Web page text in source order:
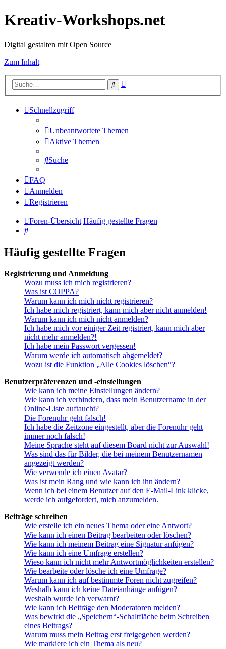
Kreativ-Workshops.net
Digital gestalten mit Open Source
Zum Inhalt
Suche
Schnellzugriff
Unbeantwortete Themen
Aktive Themen
Suche
FAQ
Anmelden
Registrieren
Foren-Übersicht Häufig gestellte Fragen
Suche
Häufig gestellte Fragen
Registrierung und Anmeldung
Wozu muss ich mich registrieren?
Was ist COPPA?
Warum kann ich mich nicht registrieren?
Ich habe mich registriert, kann mich aber nicht anmelden!
Warum kann ich mich nicht anmelden?
Ich habe mich vor einiger Zeit registriert, kann mich aber
nicht mehr anmelden?!
Ich habe mein Passwort vergessen!
Warum werde ich automatisch abgemeldet?
Wozu ist die Funktion „Alle Cookies löschen“?
Benutzerpräferenzen und -einstellungen
Wie kann ich meine Einstellungen ändern?
Wie kann ich verhindern, dass mein Benutzername in der
Online-Liste auftaucht?
Die Forenuhr geht falsch!
Ich habe die Zeitzone eingestellt, aber die Forenuhr geht
immer noch falsch!
Meine Sprache steht auf diesem Board nicht zur Auswahl!
Was sind das für Bilder, die bei meinem Benutzernamen
angezeigt werden?
Wie verwende ich einen Avatar?
Was ist mein Rang und wie kann ich ihn ändern?
Wenn ich bei einem Benutzer auf den E-Mail-Link klicke,
werde ich aufgefordert, mich anzumelden.
Beiträge schreiben
Wie erstelle ich ein neues Thema oder eine Antwort?
Wie kann ich einen Beitrag bearbeiten oder löschen?
Wie kann ich meinem Beitrag eine Signatur anfügen?
Wie kann ich eine Umfrage erstellen?
Wieso kann ich nicht mehr Antwortmöglichkeiten erstellen?
Wie bearbeite oder lösche ich eine Umfrage?
Warum kann ich auf bestimmte Foren nicht zugreifen?
Weshalb kann ich keine Dateianhänge anfügen?
Weshalb wurde ich verwarnt?
Wie kann ich Beiträge den Moderatoren melden?
Was bewirkt die „Speichern“-Schaltfläche beim Schreiben
eines Beitrags?
Warum muss mein Beitrag erst freigegeben werden?
Wie markiere ich ein Thema als neu?